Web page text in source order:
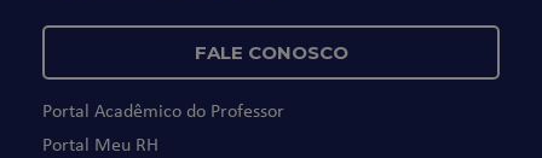
FALE CONOSCO
Portal Acadêmico do Professor
Portal Meu RH